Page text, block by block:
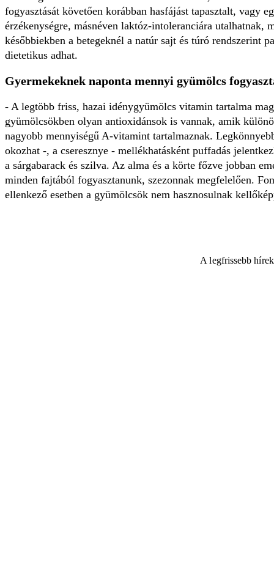
fogyasztását követően korábban hasfájást tapasztalt, vagy
érzékenységre, másnéven laktóz-intoleranciára
későbbiekben a betegeknél a natúr sajt és túró rendszerint
dietetikus adhat.
Gyermekeknek naponta mennyi gyümölcs
- A legtöbb friss, hazai idénygyümölcs vitamin tartalma
gyümölcsökben olyan antioxidánsok is vannak, amik
nagyobb mennyiségű A-vitamint tartalmaznak.
okozhat -, a cseresznye - mellékhatásként puffadás
a sárgabarack és szilva. Az alma és a körte főzve jobban
minden fajtából fogyasztanunk, szezonnak megfelelően.
ellenkező esetben a gyümölcsök nem hasznosulnak
A legfrissebb